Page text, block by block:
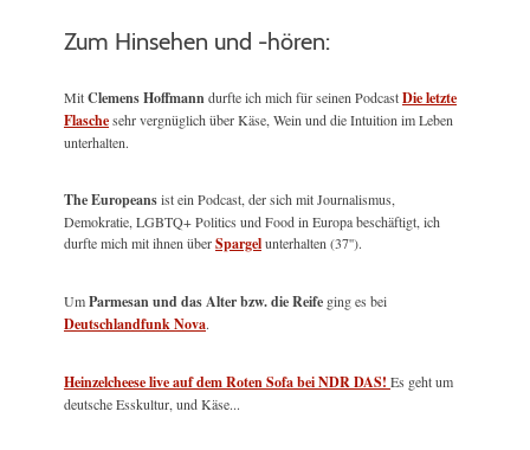
Zum Hinsehen und -hören:
MitClemens Hoffmanndurfte ich mich für seinen PodcastDie letzte
Flaschesehr vergnüglich über Käse, Wein und die Intuition im Leben
unterhalten.
The Europeansist ein Podcast, der sich mit Journalismus,
Demokratie, LGBTQ+ Politics und Food in Europa beschäftigt, ich
durfte mich mit ihnen überSpargelunterhalten (37'').
UmParmesan und das Alter bzw. die Reife ging es bei
Deutschlandfunk Nova.
Heinzelcheese live auf dem Roten Sofa bei NDR DAS! Es geht um
deutsche Esskultur, und Käse...